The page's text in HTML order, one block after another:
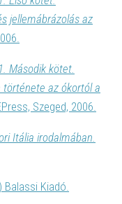
jellemábrázolás az
Második kötet.
története az ókortól a
Szeged, 2006.
Itália irodalmában.
Balassi Kiadó.